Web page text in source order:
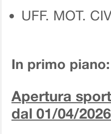
UFF. MOT.
In primo piano:
Apertura
dal 01/04/2026